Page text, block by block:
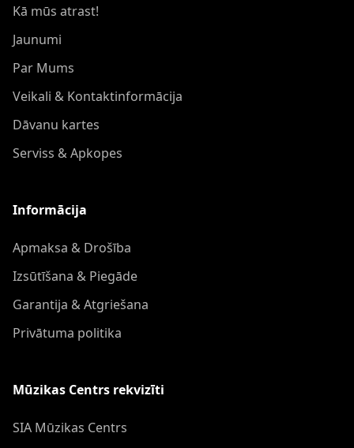
Kā mūs atrast!
Jaunumi
Par Mums
Veikali & Kontaktinformācija
Dāvanu kartes
Serviss & Apkopes
Informācija
Apmaksa & Drošība
Izsūtīšana & Piegāde
Garantija & Atgriešana
Privātuma politika
Mūzikas Centrs rekvizīti
SIA Mūzikas Centrs